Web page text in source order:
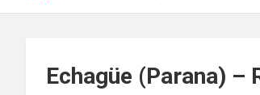
Echagüe (Parana) –